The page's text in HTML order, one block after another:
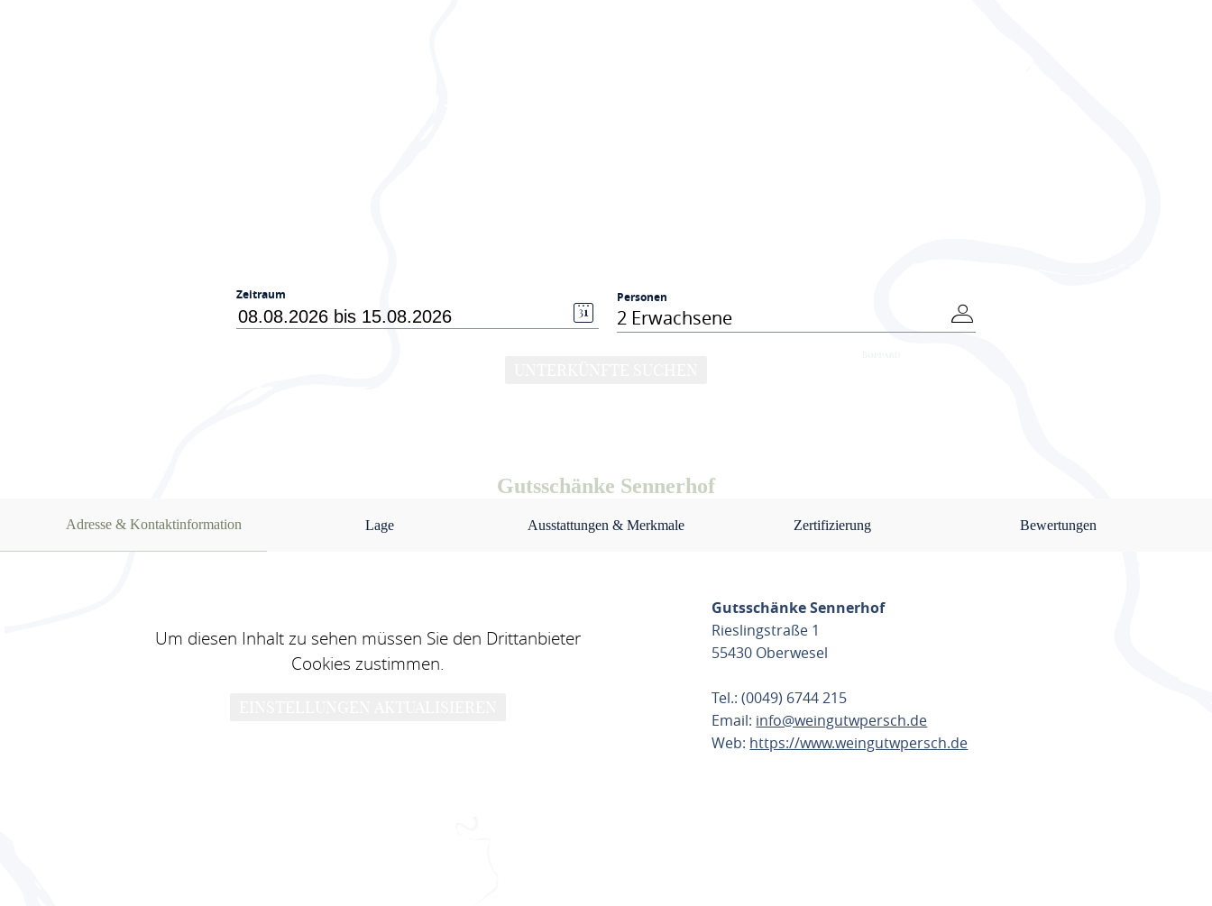
Zeitraum Personen
2 Erwachsene
Gutsschänke Sennerhof
Adresse & Kontaktinformation Lage Ausstattungen & Merkmale Zertifizierung Bewertungen
Um diesen Inhalt zu sehen müssen Sie den Drittanbieter
Cookies zustimmen.
Gutsschänke Sennerhof
Rieslingstraße 1
55430 Oberwesel
Tel.: (0049) 6744 215
Email: info@weingutwpersch.de
Web: https://www.weingutwpersch.de